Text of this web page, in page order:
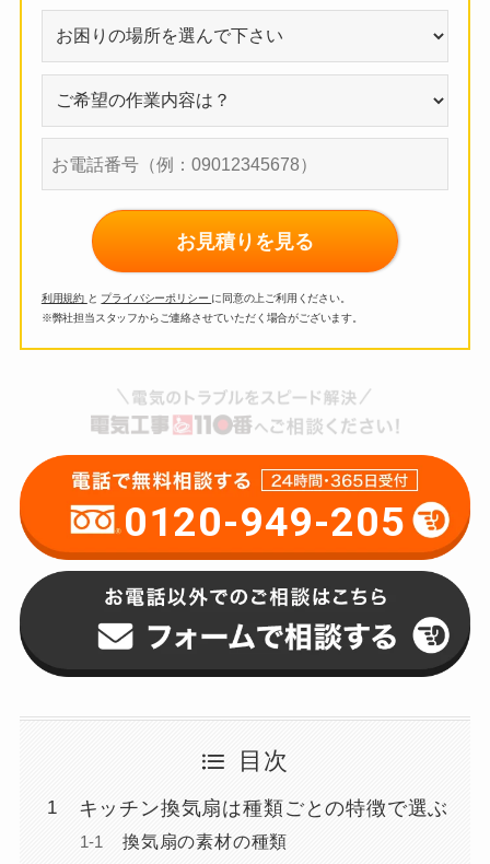
お見積りを見る
利用規約 と プライバシーポリシー に同意の上ご利用ください。
※弊社担当スタッフからご連絡させていただく場合がございます。
0120-949-205
目次
キッチン換気扇は種類ごとの特徴で選ぶ
換気扇の素材の種類